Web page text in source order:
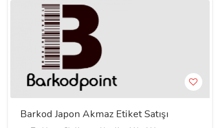
Barkod Japon Akmaz Etiket Satışı